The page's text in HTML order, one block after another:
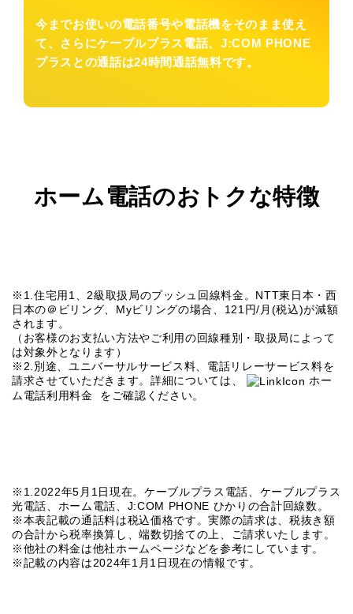
今までお使いの電話番号や電話機をそのまま使え
て、さらにケーブルプラス電話、J:COM PHONE
プラスとの通話は24時間通話無料です。
ホーム電話のおトクな特徴
※1.住宅用1、2級取扱局のプッシュ回線料金。NTT東日本・西
日本の＠ビリング、Myビリングの場合、121円/月(税込)が減額
されます。
（お客様のお支払い方法やご利用の回線種別・取扱局によって
は対象外となります）
※2.別途、ユニバーサルサービス料、電話リレーサービス料を
請求させていただきます。詳細については、
ホー
ム電話利用料金
をご確認ください。
※1.2022年5月1日現在。ケーブルプラス電話、ケーブルプラス
光電話、ホーム電話、J:COM PHONE ひかりの合計回線数。
※本表記載の通話料は税込価格です。実際の請求は、税抜き額
の合計から税率換算し、端数切捨ての上、ご請求いたします。
※他社の料⾦は他社ホームページなどを参考にしています。
※記載の内容は2024年1月1日現在の情報です。